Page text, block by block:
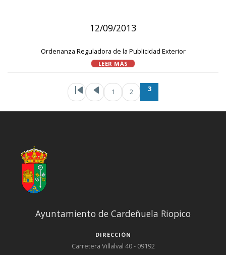
12/09/2013
Ordenanza Reguladora de la Publicidad Exterior
LEER MÁS
PaginaciónPrimera
1 2 3
Ayuntamiento de Cardeñuela Riopico
DIRECCIÓN
Carretera Villalval 40 - 09192